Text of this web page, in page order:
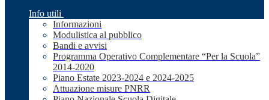
Info utili
Informazioni
Modulistica al pubblico
Bandi e avvisi
Programma Operativo Complementare “Per la Scuola”
2014-2020
Piano Estate 2023-2024 e 2024-2025
Attuazione misure PNRR